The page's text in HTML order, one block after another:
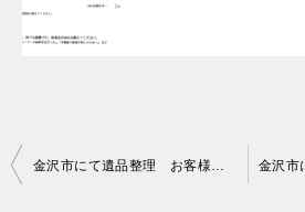
投
金沢市にて遺品整理 お客様の声